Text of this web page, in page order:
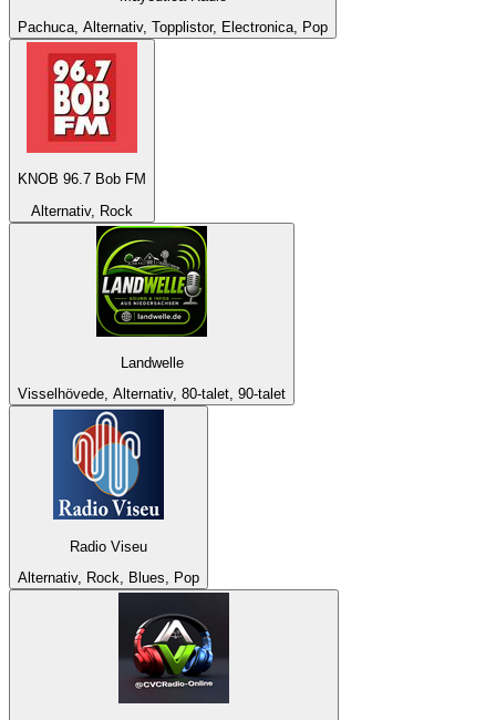
Pachuca, Alternativ, Topplistor, Electronica, Pop
KNOB 96.7 Bob FM
Alternativ, Rock
Landwelle
Visselhövede, Alternativ, 80-talet, 90-talet
Radio Viseu
Alternativ, Rock, Blues, Pop